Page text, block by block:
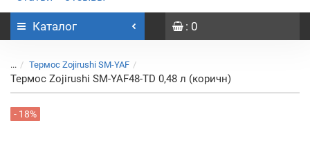
Каталог : 0
... Термос Zojirushi SM-YAF
Термос Zojirushi SM-YAF48-TD 0,48 л (коричн)
- 18%